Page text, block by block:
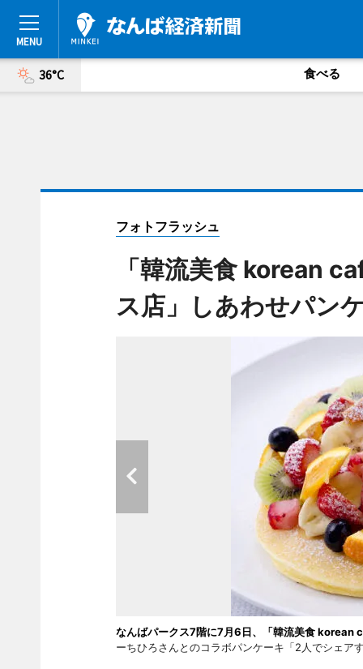
36°C 食べる
フォトフラッシュ
「韓流美食 korean
ス店」しあわせパン
なんばパークス7階に7月6日、「韓流美食 korean
ーちひろさんとのコラボパンケーキ「2人でシェア